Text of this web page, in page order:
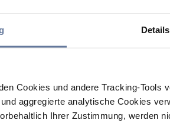
Details
Cookies und andere Tracking-
aggregierte analytische Cookies
Ihrer Zustimmung, werden